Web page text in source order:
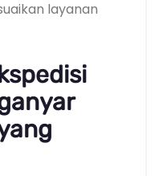
layanan